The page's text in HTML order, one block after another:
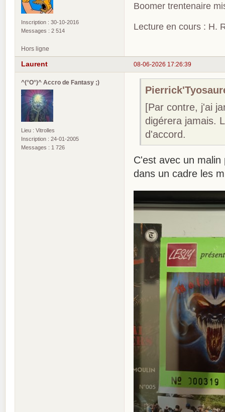
Inscription : 30-10-2016
Messages : 2 514
Boomer trentenaire
Lecture en cours : H.
Hors ligne
08-06-2026 17:26:39
Laurent
^(°O°)^ Accro de Fantasy ;)
Lieu : Vitrolles
Inscription : 24-01-2005
Messages : 1 726
[Par contre, j'ai
digérera jamais.
d'accord.
C'est avec un
dans un cadre les